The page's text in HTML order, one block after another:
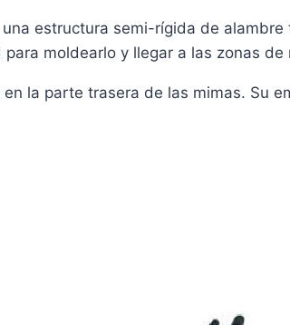
estructura semi-rígida de
moldearlo y llegar a las zonas de
la parte trasera de las mimas. Su